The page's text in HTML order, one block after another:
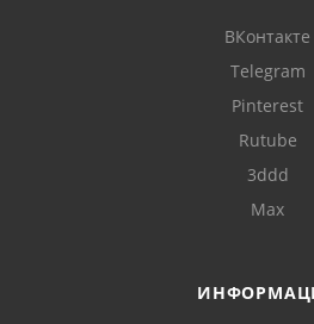
ВКонтакте
Telegram
Pinterest
Rutube
3ddd
Max